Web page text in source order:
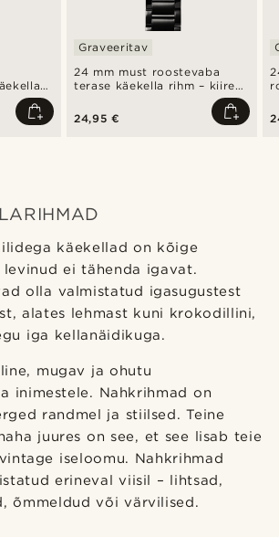
24 mm must roostevaba
terase käekella rihm – kiire
Graveeritav
24,95 €
käekellad on kõige
ei tähenda igavat.
olla valmistatud igasugustest
alates lehmast kuni krokodillini,
iga kellanäidikuga.
mugav ja ohutu
inimestele. Nahkrihmad on
randmel ja stiilsed. Teine
juures on see, et see lisab teie
iseloomu. Nahkrihmad
erineval viisil – lihtsad,
õmmeldud või värvilised.